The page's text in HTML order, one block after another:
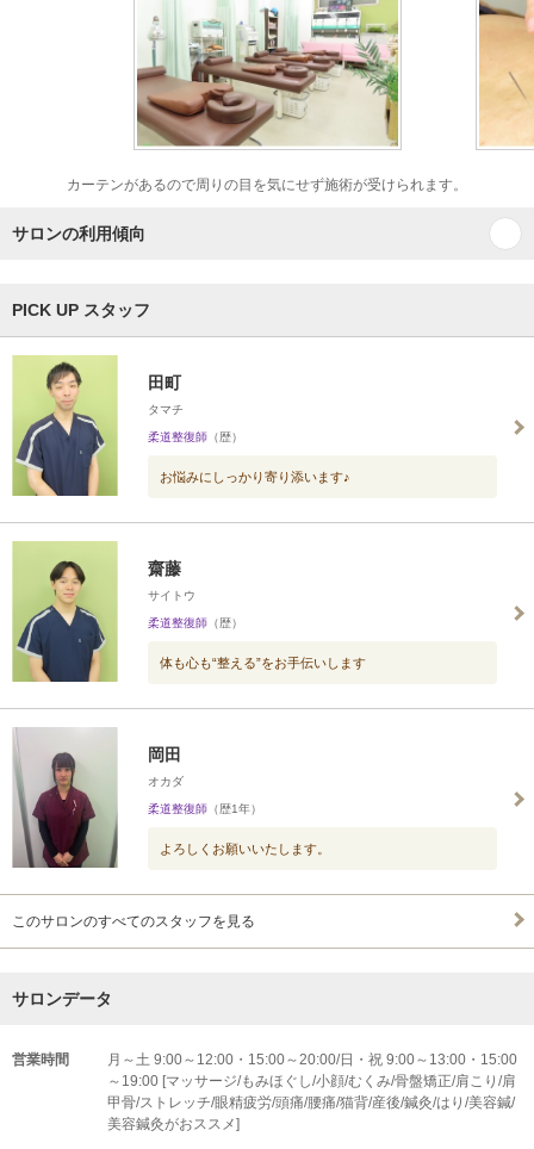
カーテンがあるので周りの目を気にせず施術が受けられます。
サロンの利用傾向
PICK UP スタッフ
田町
タマチ
柔道整復師 （歴）
お悩みにしっかり寄り添います♪
齋藤
サイトウ
柔道整復師 （歴）
体も心も“整える”をお手伝いします
岡田
オカダ
柔道整復師 （歴1年）
よろしくお願いいたします。
このサロンのすべてのスタッフを見る
サロンデータ
営業時間
月～土 9:00～12:00・15:00～20:00/日・祝 9:00～13:00・15:00
～19:00 [マッサージ/もみほぐし/小顔/むくみ/骨盤矯正/肩こり/肩
甲骨/ストレッチ/眼精疲労/頭痛/腰痛/猫背/産後/鍼灸/はり/美容鍼/
美容鍼灸がおススメ]